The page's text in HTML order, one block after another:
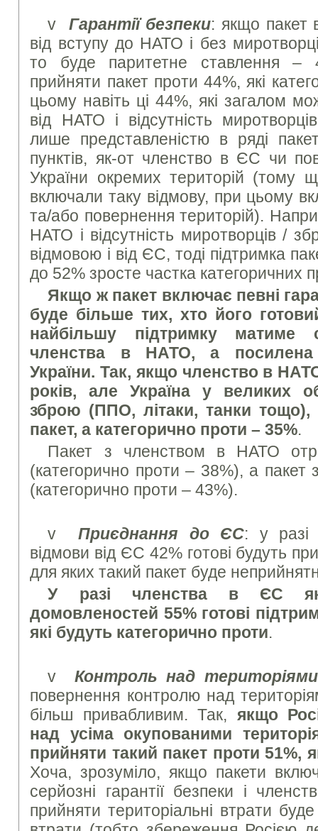
v Гарантії безпеки: якщо пакет
від вступу до НАТО і без
то буде паритетне ставлення –
прийняти пакет проти 44%, які
цьому навіть ці 44%, які загалом
від НАТО і відсутність
лише представленістю в ряді
пунктів, як-от членство в ЄС чи
України окремих територій (тому
включали таку відмову, при цьому
та/або повернення територій).
НАТО і відсутність миротворців /
відмовою і від ЄС, тоді підтримка
до 52% зросте частка категоричних
Якщо ж пакет включає певні
буде більше тих, хто його
найбільшу підтримку матиме
членства в НАТО, а посилена
України. Так, якщо членство в
років, але Україна у великих
зброю (ППО, літаки, танки тощо),
пакет, а категорично проти – 35%.
Пакет з членством в НАТО
(категорично проти – 38%), а
(категорично проти – 43%).
vПриєднання до ЄС: у разі
відмови від ЄС 42% готові будуть
для яких такий пакет буде
У разі членства в ЄС
домовленостей 55% готові
які будуть категорично проти.
v Контроль над територіями
повернення контролю над
більш привабливим. Так, якщо
над усіма окупованими
прийняти такий пакет проти 51%,
Хоча, зрозуміло, якщо пакети
серйозні гарантії безпеки і
прийняти територіальні втрати